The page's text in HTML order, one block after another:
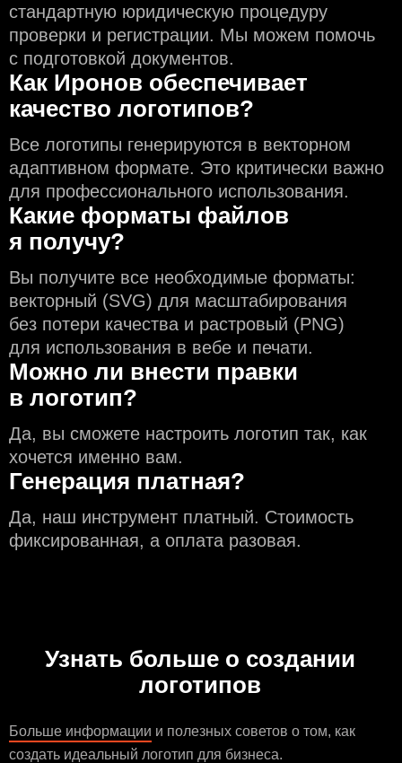
стандартную юридическую процедуру
проверки и регистрации. Мы можем помочь
с подготовкой документов.
Как Иронов обеспечивает
качество логотипов?
Все логотипы генерируются в векторном
адаптивном формате. Это критически важно
для профессионального использования.
Какие форматы файлов
я получу?
Вы получите все необходимые форматы:
векторный (SVG) для масштабирования
без потери качества и растровый (PNG)
для использования в вебе и печати.
Можно ли внести правки
в логотип?
Да, вы сможете настроить логотип так, как
хочется именно вам.
Генерация платная?
Да, наш инструмент платный. Стоимость
фиксированная, а оплата разовая.
Узнать больше о создании
логотипов
Больше информации и полезных советов о том, как
создать идеальный логотип для бизнеса.